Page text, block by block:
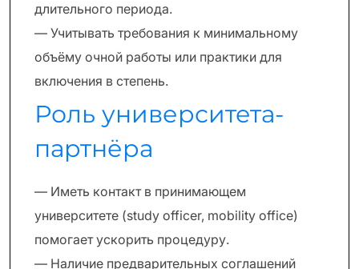
длительного периода.
— Учитывать требования к минимальному
объёму очной работы или практики для
включения в степень.
Роль университета-
партнёра
— Иметь контакт в принимающем
университете (study officer, mobility office)
помогает ускорить процедуру.
— Наличие предварительных соглашений